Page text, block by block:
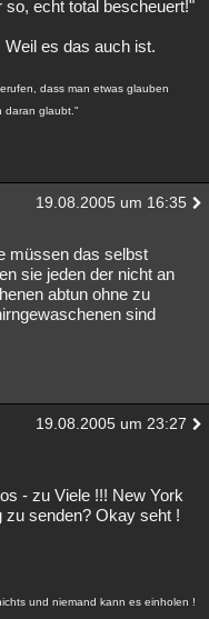
echt total bescheuert!"
es das auch ist.
dass man etwas glauben
daran glaubt."
19.08.2005 um 16:35
müssen das selbst
sie jeden der nicht an
abtun ohne zu
sind
19.08.2005 um 23:27
- zu Viele !!! New York
zu senden? Okay seht !
und niemand kann es einholen !